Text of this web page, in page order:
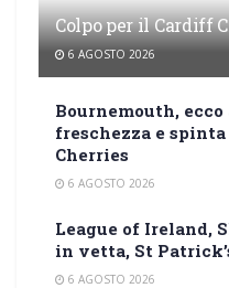
Colpo per il Cardiff
6 AGOSTO 2026
Bournemouth,
freschezza e
Cherries
6 AGOSTO 2026
League of Ireland,
in vetta, St
6 AGOSTO 2026